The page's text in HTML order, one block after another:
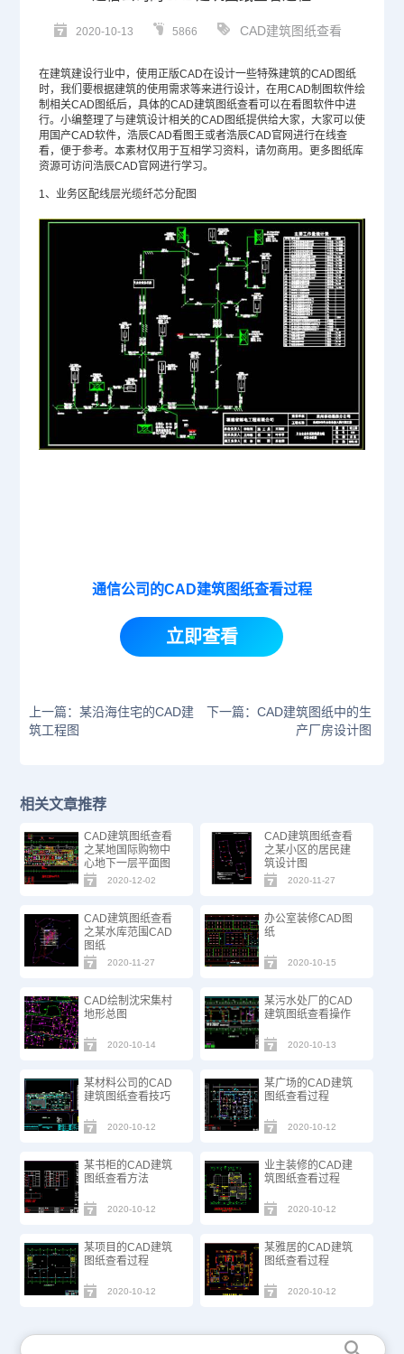
2020-10-13 5866 CAD建筑图纸查看
在建筑建设行业中，使用正版CAD在设计一些特殊建筑的CAD图纸
时，我们要根据建筑的使用需求等来进行设计，在用CAD制图软件绘
制相关CAD图纸后，具体的CAD建筑图纸查看可以在看图软件中进
行。小编整理了与建筑设计相关的CAD图纸提供给大家，大家可以使
用 国产CAD软件，浩辰CAD看图王或者浩辰CAD官网进行在线查
看，便于参考。本素材仅用于互相学习资料，请勿商用。更多图纸库
资源可访问浩辰CAD官网进行学习。
1、业务区配线层光缆纤芯分配图
通信公司的CAD建筑图纸查看过程
立即查看
上一篇：某沿海住宅的CAD建
筑工程图
下一篇：CAD建筑图纸中的生
产厂房设计图
相关文章推荐
CAD建筑图纸查看
之某地国际购物中
心地下一层平面图
2020-12-02
CAD建筑图纸查看
之某小区的居民建
筑设计图
2020-11-27
CAD建筑图纸查看
之某水库范围CAD
图纸
2020-11-27
办公室装修CAD图
纸
2020-10-15
CAD绘制沈宋集村
地形总图
2020-10-14
某污水处厂的CAD
建筑图纸查看操作
2020-10-13
某材料公司的CAD
建筑图纸查看技巧
2020-10-12
某广场的CAD建筑
图纸查看过程
2020-10-12
某书柜的CAD建筑
图纸查看方法
2020-10-12
业主装修的CAD建
筑图纸查看过程
2020-10-12
某项目的CAD建筑
图纸查看过程
2020-10-12
某雅居的CAD建筑
图纸查看过程
2020-10-12